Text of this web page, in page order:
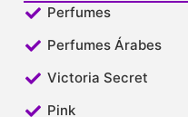
Perfumes
Perfumes Árabes
Victoria Secret
Pink